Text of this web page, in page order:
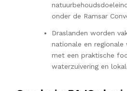
onder de Ramsar
Draslanden worden
nationale en regionale
met een praktische
waterzuivering en